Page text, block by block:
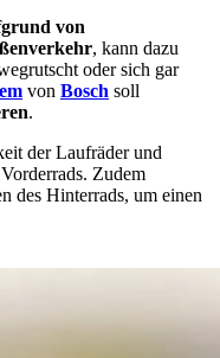
von
, kann dazu
oder sich gar
von Bosch soll
.
der Laufräder und
Zudem
des Hinterrads, um einen